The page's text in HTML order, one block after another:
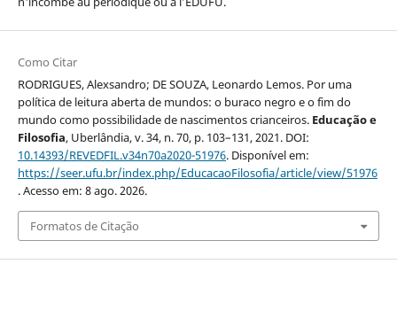
Como Citar
RODRIGUES, Alexsandro; DE SOUZA, Leonardo Lemos. Por uma
política de leitura aberta de mundos: o buraco negro e o fim do
mundo como possibilidade de nascimentos crianceiros. Educação e
Filosofia, Uberlândia, v. 34, n. 70, p. 103–131, 2021. DOI:
10.14393/REVEDFIL.v34n70a2020-51976. Disponível em:
https://seer.ufu.br/index.php/EducacaoFilosofia/article/view/51976
. Acesso em: 8 ago. 2026.
Formatos de Citação